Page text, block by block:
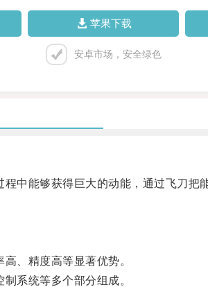
苹果下载
安卓市场，安全绿色
能够获得巨大的动能，通过飞刀把
、精度高等显著优势。
系统等多个部分组成。